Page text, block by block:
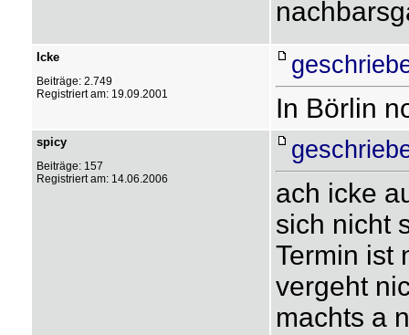
Icke
Beiträge: 2.749
Registriert am: 19.09.2001
In Börlin
spicy
Beiträge: 157
Registriert am: 14.06.2006
ach icke
sich nicht
Termin ist
vergeht
machts a